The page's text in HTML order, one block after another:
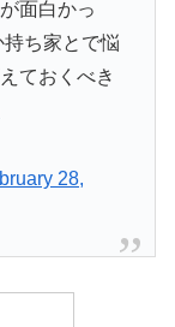
面白かっ
ち家とで悩
ておくべき
28,